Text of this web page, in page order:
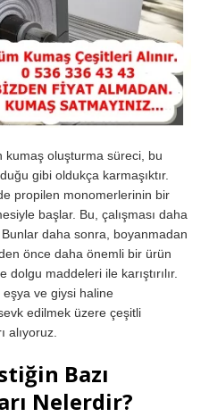
kumaş oluşturma süreci, bu
gibi oldukça karmaşıktır.
propilen monomerlerinin bir
başlar. Bu, çalışması daha
daha sonra, boyanmadan
önce daha önemli bir ürün
maddeleri ile karıştırılır.
eşya ve giysi haline
edilmek üzere çeşitli
alıyoruz.
Bazı
Nelerdir?